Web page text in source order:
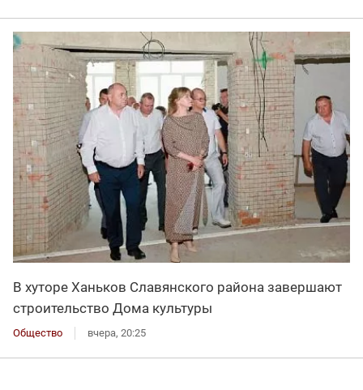
В хуторе Ханьков Славянского района завершают
строительство Дома культуры
Общество вчера, 20:25